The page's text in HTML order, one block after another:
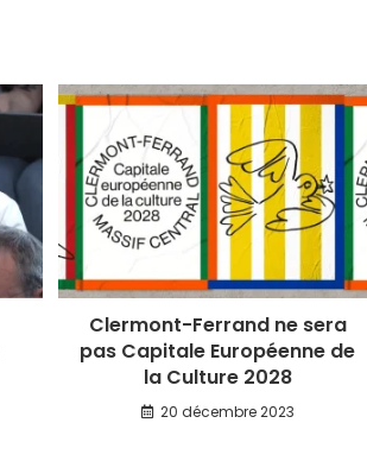
Clermont-Ferrand ne sera
pas Capitale Européenne de
la Culture 2028
20 décembre 2023